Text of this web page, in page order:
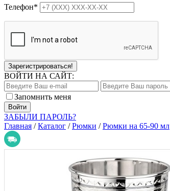
Телефон*
Зарегистрироваться!
ВОЙТИ НА САЙТ:
Запомнить меня
ЗАБЫЛИ ПАРОЛЬ?
Главная /Каталог /Рюмки /Рюмки на 65-90 мл